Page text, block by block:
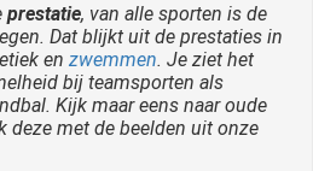
prestatie, van alle sporten is de
Dat blijkt uit de prestaties in
en zwemmen. Je ziet het
bij teamsporten als
Kijk maar eens naar oude
deze met de beelden uit onze